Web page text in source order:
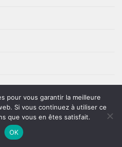
pour vous garantir la meilleure
Si vous continuez à utiliser ce
que vous en êtes satisfait.
OK